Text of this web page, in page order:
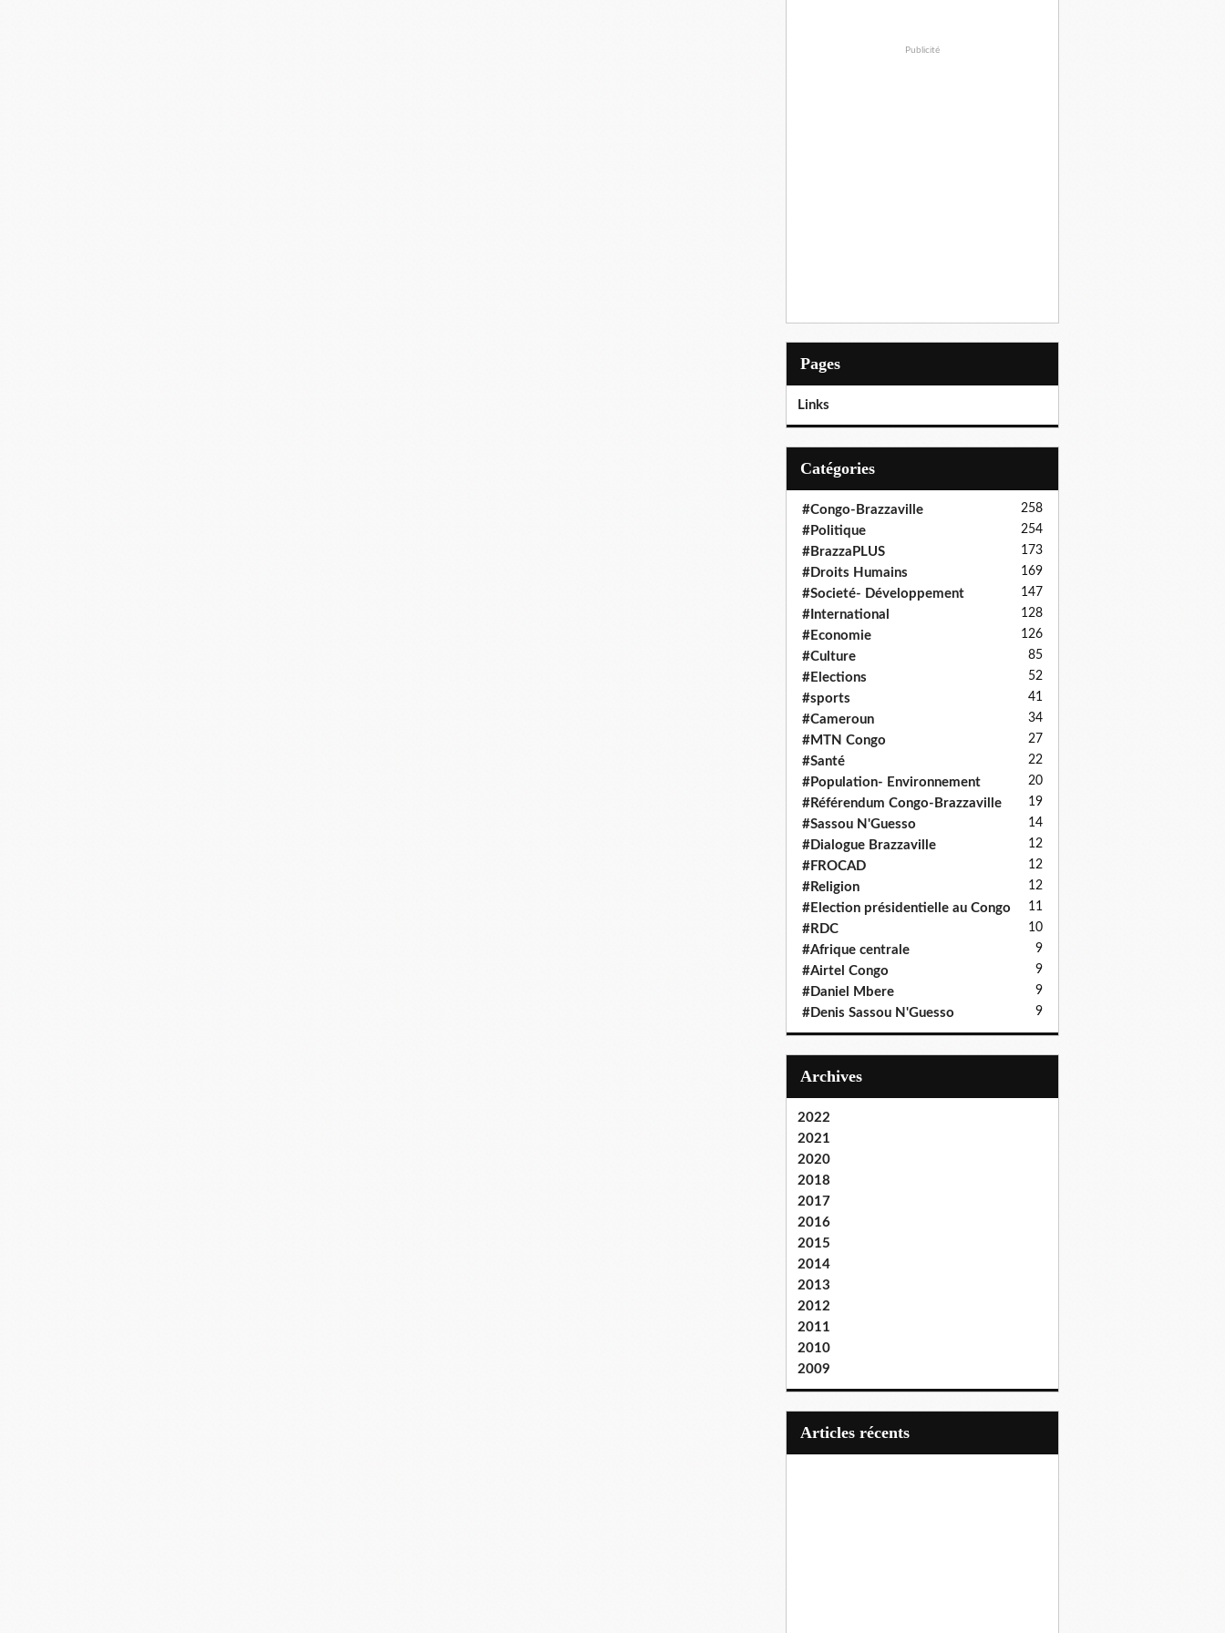
Publicité
Pages
Links
Catégories
#Congo-Brazzaville 258
#Politique 254
#BrazzaPLUS 173
#Droits Humains 169
#Societé- Développement 147
#International 128
#Economie 126
#Culture 85
#Elections 52
#sports 41
#Cameroun 34
#MTN Congo 27
#Santé 22
#Population- Environnement 20
#Référendum Congo-Brazzaville 19
#Sassou N'Guesso 14
#Dialogue Brazzaville 12
#FROCAD 12
#Religion 12
#Election présidentielle au Congo 11
#RDC 10
#Afrique centrale 9
#Airtel Congo 9
#Daniel Mbere 9
#Denis Sassou N'Guesso 9
Archives
2022
2021
2020
2018
2017
2016
2015
2014
2013
2012
2011
2010
2009
articles récents